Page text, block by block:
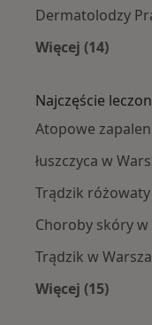
Dermatolodzy
Więcej (14)
Najczęście
Atopowe
łuszczyca w
Trądzik
Choroby skóry w
Trądzik w
Więcej (15)